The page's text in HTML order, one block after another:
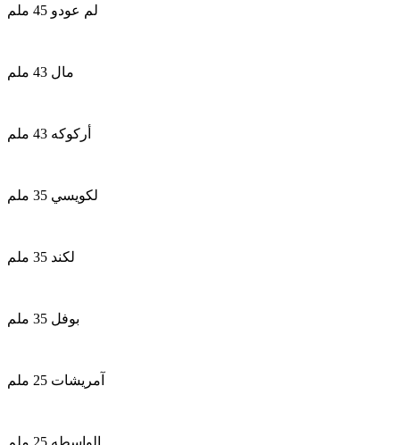
لم عودو 45 ملم
مال 43 ملم
أركوكه 43 ملم
لكويسي 35 ملم
لكند 35 ملم
بوفل 35 ملم
آمريشات 25 ملم
الواسطه 25 ملم